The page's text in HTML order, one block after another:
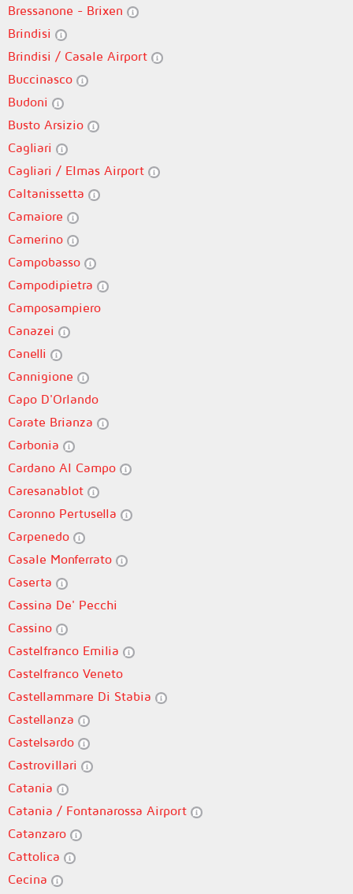
Bressanone - Brixen
Brindisi
Brindisi / Casale Airport
Buccinasco
Budoni
Busto Arsizio
Cagliari
Cagliari / Elmas Airport
Caltanissetta
Camaiore
Camerino
Campobasso
Campodipietra
Camposampiero
Canazei
Canelli
Cannigione
Capo D'Orlando
Carate Brianza
Carbonia
Cardano Al Campo
Caresanablot
Caronno Pertusella
Carpenedo
Casale Monferrato
Caserta
Cassina De' Pecchi
Cassino
Castelfranco Emilia
Castelfranco Veneto
Castellammare Di Stabia
Castellanza
Castelsardo
Castrovillari
Catania
Catania / Fontanarossa Airport
Catanzaro
Cattolica
Cecina